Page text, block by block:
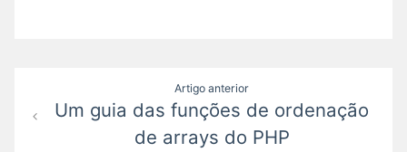
de
Artigo anterior
Um guia das funções de ordenação
de arrays do PHP